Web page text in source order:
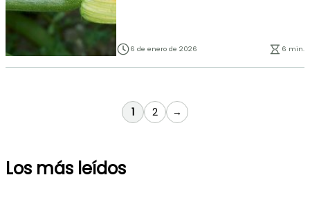
6 de enero de 2026 6 min.
Actualmente estás leyendo página
1 Página
2 →
Los más leídos